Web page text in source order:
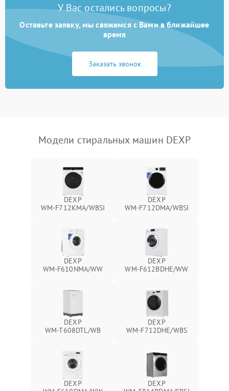
У Вас остались вопросы?
Оставьте заявку, мы свяжемся с Вами в ближайшее
время
Заказать звонок
Модели стиральных машин DEXP
DEXP
WM‑F712KMA/WBSI
DEXP
WM‑F712DMA/WBSI
DEXP
WM‑F610NMA/WW
DEXP
WM‑F612BDHE/WW
DEXP
WM‑T608DTL/WB
DEXP
WM‑F712DHE/WBS
DEXP
DEXP